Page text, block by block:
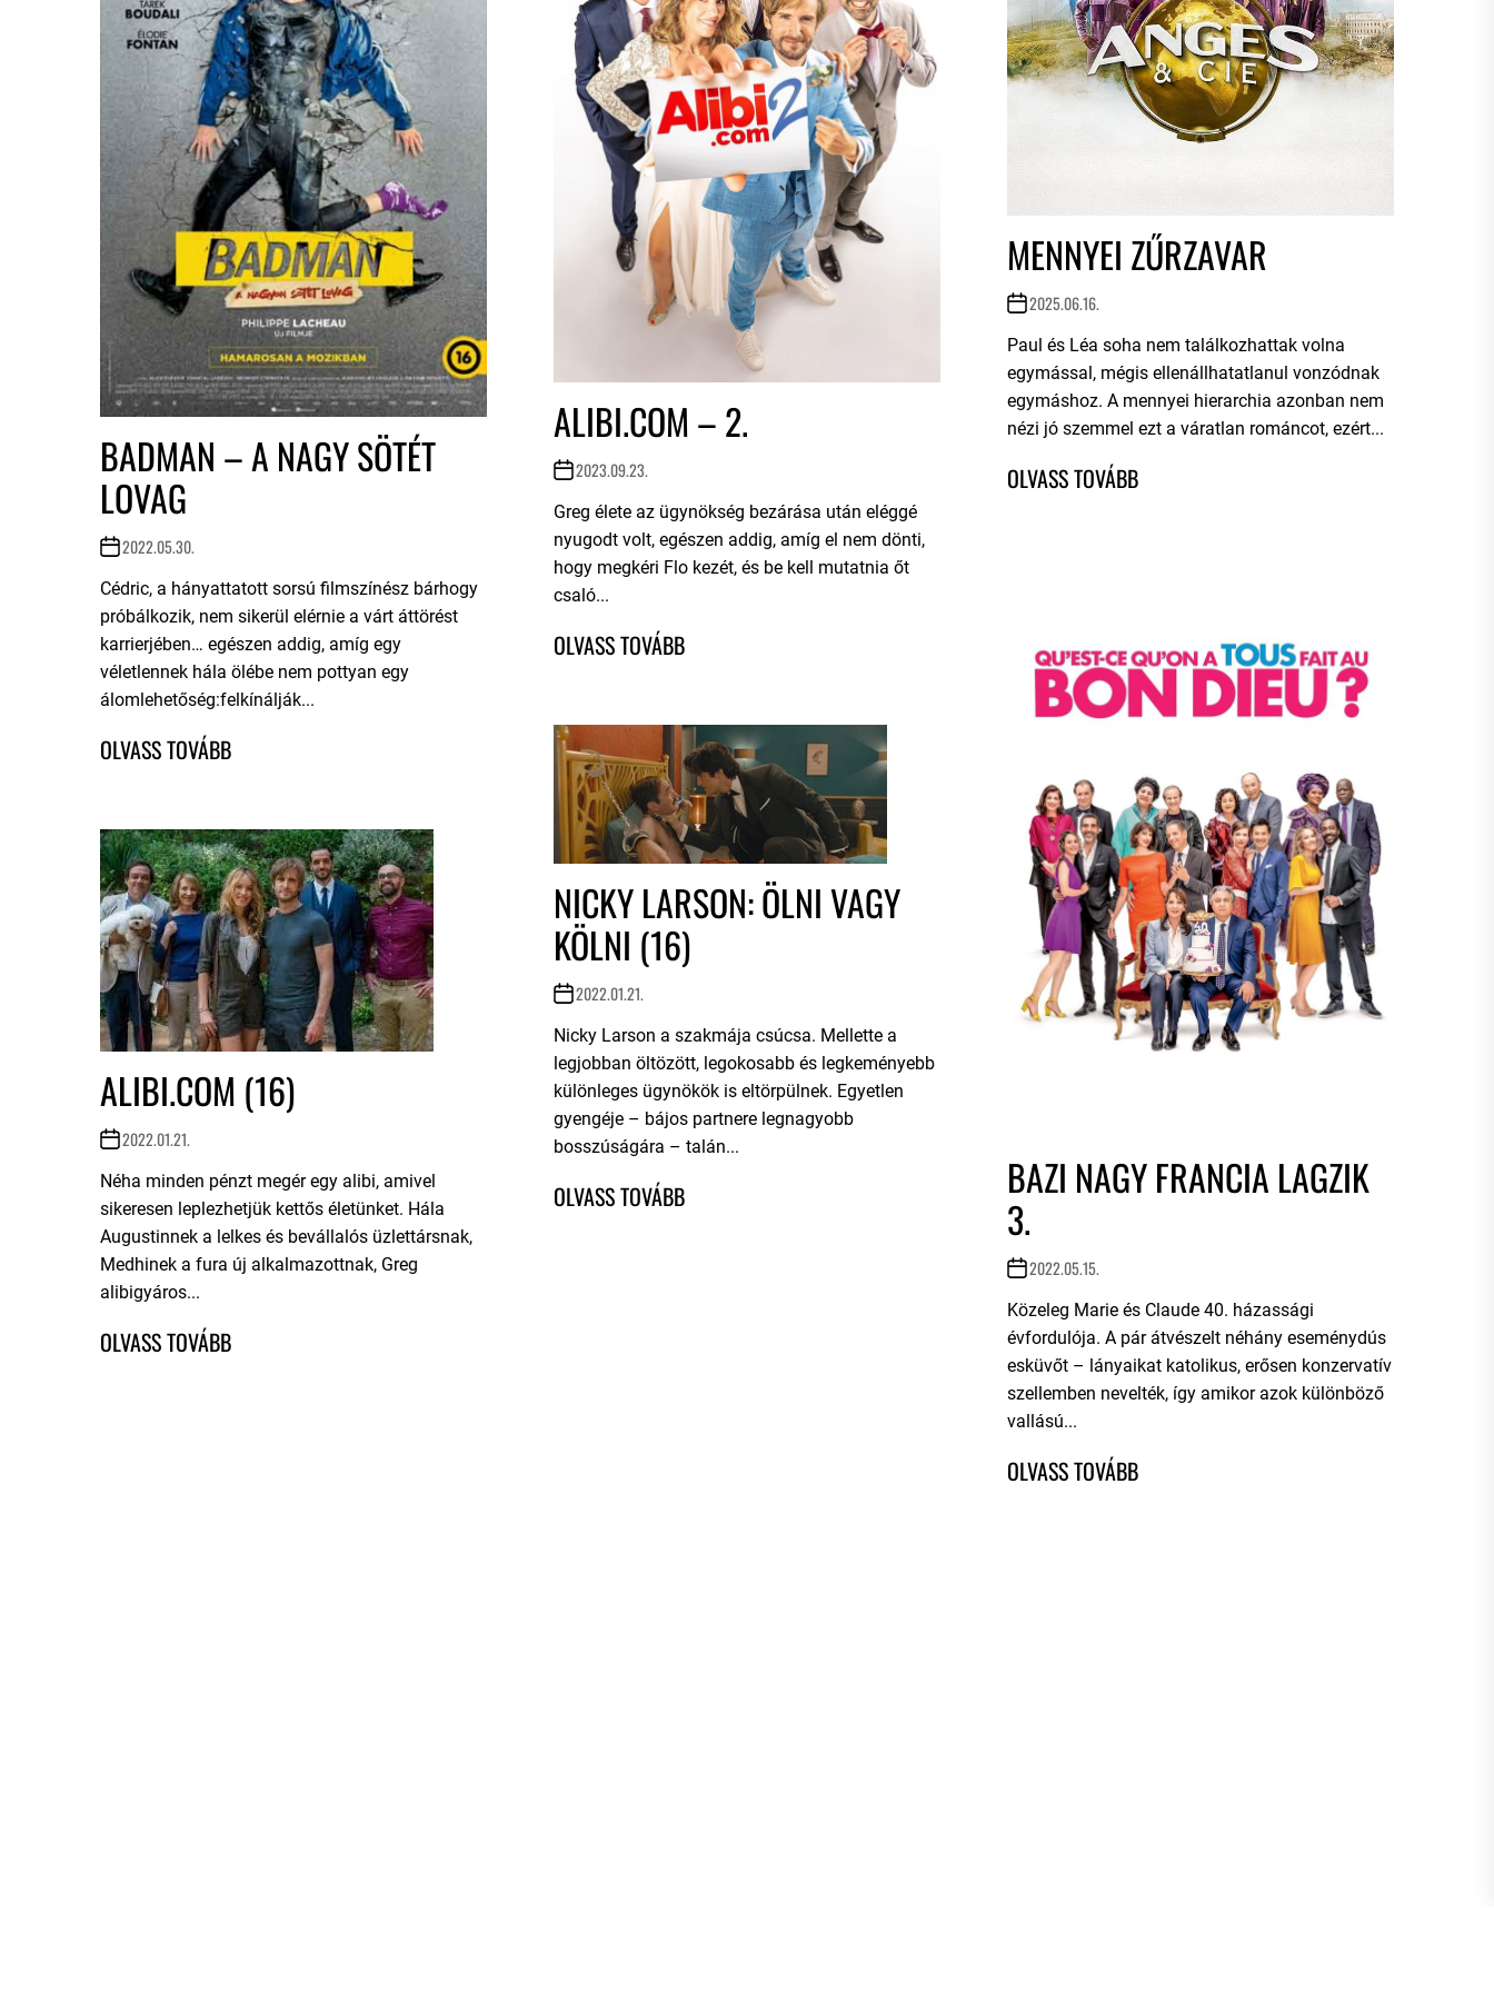
MENNYEI ZŰRZAVAR
2025.06.16.
Paul és Léa soha nem találkozhattak volna
egymással, mégis ellenállhatatlanul vonzódnak
egymáshoz. A mennyei hierarchia azonban nem
nézi jó szemmel ezt a váratlan románcot, ezért...
ALIBI.COM – 2.
2023.09.23.
Greg élete az ügynökség bezárása után eléggé
nyugodt volt, egészen addig, amíg el nem dönti,
hogy megkéri Flo kezét, és be kell mutatnia őt
csaló...
BADMAN – A NAGY SÖTÉT
LOVAG
2022.05.30.
Cédric, a hányattatott sorsú filmszínész bárhogy
próbálkozik, nem sikerül elérnie a várt áttörést
karrierjében… egészen addig, amíg egy
véletlennek hála ölébe nem pottyan egy
álomlehetőség:felkínálják...
BAZI NAGY FRANCIA LAGZIK
3.
2022.05.15.
Közeleg Marie és Claude 40. házassági
évfordulója. A pár átvészelt néhány eseménydús
esküvőt – lányaikat katolikus, erősen konzervatív
szellemben nevelték, így amikor azok különböző
vallású...
NICKY LARSON: ÖLNI VAGY
KÖLNI (16)
2022.01.21.
Nicky Larson a szakmája csúcsa. Mellette a
legjobban öltözött, legokosabb és legkeményebb
különleges ügynökök is eltörpülnek. Egyetlen
gyengéje – bájos partnere legnagyobb
bosszúságára – talán...
ALIBI.COM (16)
2022.01.21.
Néha minden pénzt megér egy alibi, amivel
sikeresen leplezhetjük kettős életünket. Hála
Augustinnek a lelkes és bevállalós üzlettársnak,
Medhinek a fura új alkalmazottnak, Greg
alibigyáros...